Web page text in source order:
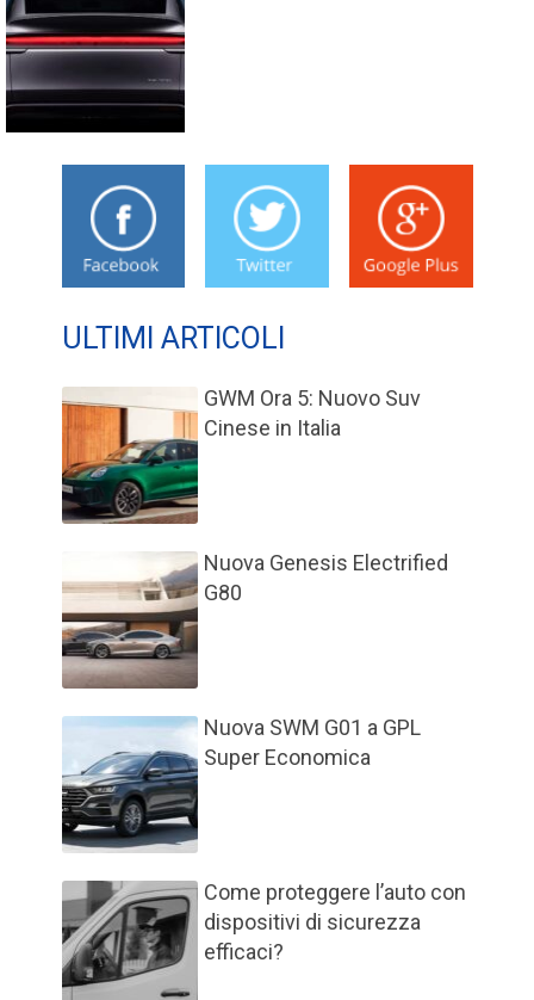
ULTIMI ARTICOLI
GWM Ora 5: Nuovo Suv
Cinese in Italia
Nuova Genesis Electrified
G80
Nuova SWM G01 a GPL
Super Economica
Come proteggere l’auto con
dispositivi di sicurezza
efficaci?